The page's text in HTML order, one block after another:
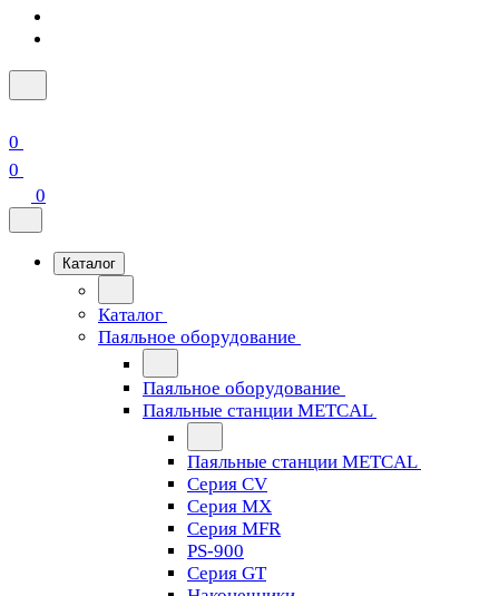
0
0
0
Каталог
Каталог
Паяльное оборудование
Паяльное оборудование
Паяльные станции METCAL
Паяльные станции METCAL
Серия CV
Серия MX
Серия MFR
PS-900
Серия GT